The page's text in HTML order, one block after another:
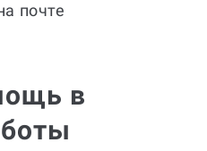
почте
в